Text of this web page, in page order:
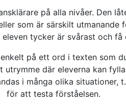
på alla nivåer. Den
som är särskilt utmanande
tycker är svårast och få
på ett ord i texten som
där eleverna kan
i många olika situationer,
för att testa förståelsen.